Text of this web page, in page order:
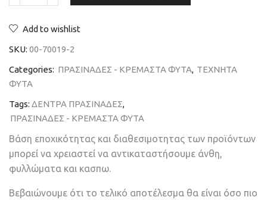
Add to wishlist
SKU: 00-70019-2
Categories: ΠΡΑΣΙΝΑΔΕΣ - ΚΡΕΜΑΣΤΑ ΦΥΤΑ, ΤΕΧΝΗΤΑ
ΦΥΤΑ
Tags: ΔΕΝΤΡΑ ΠΡΑΣΙΝΑΔΕΣ,
ΠΡΑΣΙΝΑΔΕΣ - ΚΡΕΜΑΣΤΑ ΦΥΤΑ
Βάση εποχικότητας και διαθεσιμοτητας των προϊόντων
μπορεί να χρειαστεί να αντικαταστήσουμε άνθη,
φυλλώματα και κασπω.
Βεβαιώνουμε ότι το τελικό αποτέλεσμα θα είναι όσο πιο